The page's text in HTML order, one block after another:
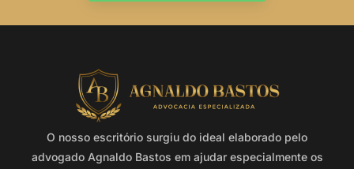
O nosso escritório surgiu do ideal elaborado pelo
advogado Agnaldo Bastos em ajudar especialmente os